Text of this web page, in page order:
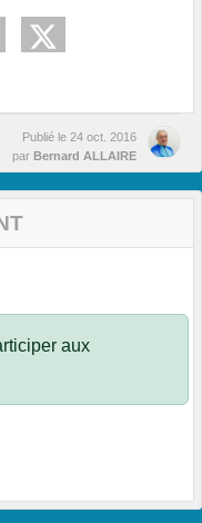
Publié le 24 oct. 2016
par Bernard ALLAIRE
aux